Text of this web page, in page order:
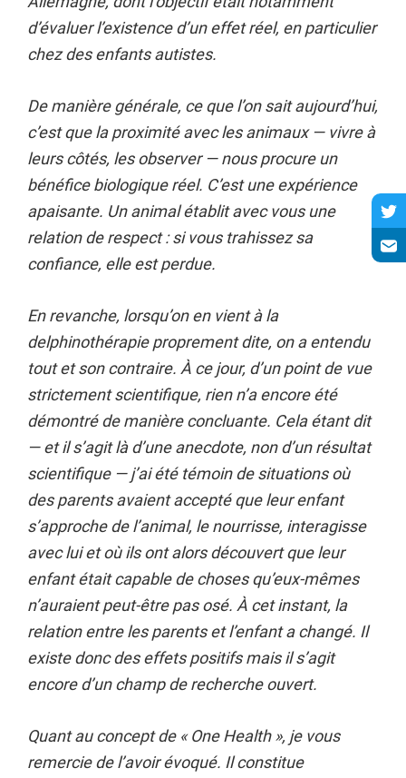
d’évaluer l’existence d’un effet réel, en particulier
chez des enfants autistes.
De manière générale, ce que l’on sait aujourd’hui,
c’est que la proximité avec les animaux — vivre à
leurs côtés, les observer — nous procure un
bénéfice biologique réel. C’est une expérience
apaisante. Un animal établit avec vous une
relation de respect : si vous trahissez sa
confiance, elle est perdue.
En revanche, lorsqu’on en vient à la
delphinothérapie proprement dite, on a entendu
tout et son contraire. À ce jour, d’un point de vue
strictement scientifique, rien n’a encore été
démontré de manière concluante. Cela étant dit
— et il s’agit là d’une anecdote, non d’un résultat
scientifique — j’ai été témoin de situations où
des parents avaient accepté que leur enfant
s’approche de l’animal, le nourrisse, interagisse
avec lui et où ils ont alors découvert que leur
enfant était capable de choses qu’eux-mêmes
n’auraient peut-être pas osé. À cet instant, la
relation entre les parents et l’enfant a changé. Il
existe donc des effets positifs mais il s’agit
encore d’un champ de recherche ouvert.
Quant au concept de « One Health », je vous
remercie de l’avoir évoqué. Il constitue